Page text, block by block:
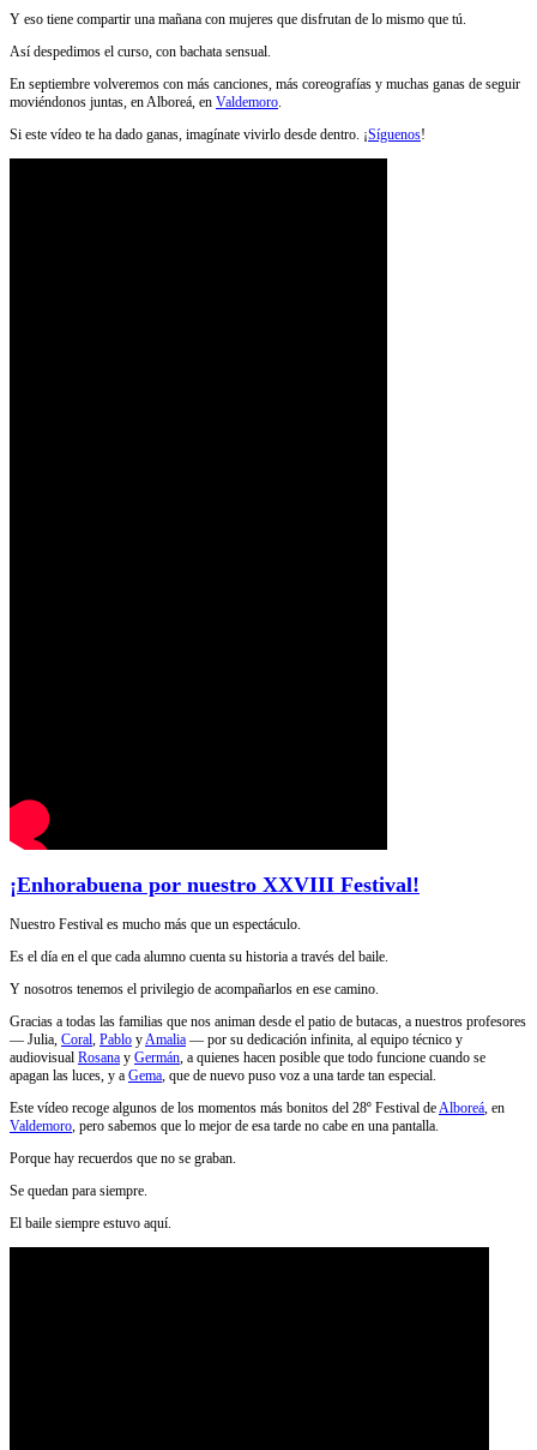
Y eso tiene compartir una mañana con mujeres que disfrutan de lo mismo que tú.
Así despedimos el curso, con bachata sensual.
En septiembre volveremos con más canciones, más coreografías y muchas ganas de seguir
moviéndonos juntas, en Alboreá, en Valdemoro.
Si este vídeo te ha dado ganas, imagínate vivirlo desde dentro. ¡Síguenos!
¡Enhorabuena por nuestro XXVIII Festival!
Nuestro Festival es mucho más que un espectáculo.
Es el día en el que cada alumno cuenta su historia a través del baile.
Y nosotros tenemos el privilegio de acompañarlos en ese camino.
Gracias a todas las familias que nos animan desde el patio de butacas, a nuestros profesores
— Julia, Coral, Pablo yAmalia — por su dedicación infinita, al equipo técnico y
audiovisual Rosana y Germán, a quienes hacen posible que todo funcione cuando se
apagan las luces, y a Gema, que de nuevo puso voz a una tarde tan especial.
Este vídeo recoge algunos de los momentos más bonitos del 28º Festival deAlboreá, en
Valdemoro, pero sabemos que lo mejor de esa tarde no cabe en una pantalla.
Porque hay recuerdos que no se graban.
Se quedan para siempre.
El baile siempre estuvo aquí.